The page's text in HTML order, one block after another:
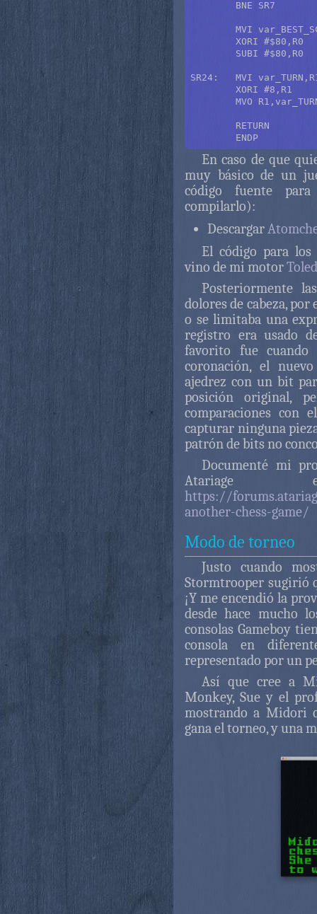
SR24:	MVI var_TURN,R1
En caso de que
muy básico de un
código fuente
compilarlo):
Descargar
El código para los
vino de mi motor
Posteriormente
dolores de cabeza,
o se limitaba una
registro era usado
favorito fue
coronación, el
ajedrez con un bit
posición original,
comparaciones con
capturar ninguna
patrón de bits no
Documenté mi
https://
another-chess-game/
Modo de torneo
Justo cuando
Stormtrooper sugirió
¡Y me encendió la
desde hace mucho
consolas Gameboy
consola en
representado por un
Así que cree a
Monkey, Sue y el
mostrando a Midori
gana el torneo, y una